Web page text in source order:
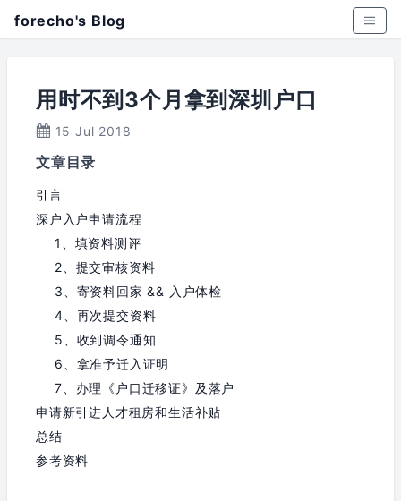
forecho's Blog
用时不到3个月拿到深圳户口
15 Jul 2018
文章目录
引言
深户入户申请流程
1、填资料测评
2、提交审核资料
3、寄资料回家 && 入户体检
4、再次提交资料
5、收到调令通知
6、拿准予迁入证明
7、办理《户口迁移证》及落户
申请新引进人才租房和生活补贴
总结
参考资料